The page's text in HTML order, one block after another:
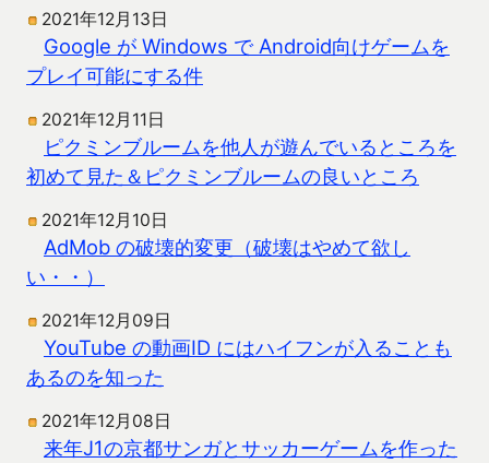
2021年12月13日
Google が Windows で Android向けゲームを
プレイ可能にする件
2021年12月11日
ピクミンブルームを他人が遊んでいるところを
初めて見た＆ピクミンブルームの良いところ
2021年12月10日
AdMob の破壊的変更（破壊はやめて欲し
い・・）
2021年12月09日
YouTube の動画ID にはハイフンが入ることも
あるのを知った
2021年12月08日
来年J1の京都サンガとサッカーゲームを作った